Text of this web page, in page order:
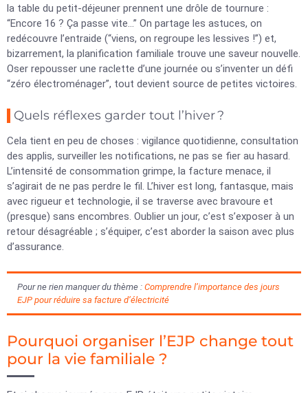
la table du petit-déjeuner prennent une drôle de tournure :
“Encore 16 ? Ça passe vite…” On partage les astuces, on
redécouvre l’entraide (“viens, on regroupe les lessives !”) et,
bizarrement, la planification familiale trouve une saveur nouvelle.
Oser repousser une raclette d’une journée ou s’inventer un défi
“zéro électroménager”, tout devient source de petites victoires.
Quels réflexes garder tout l’hiver ?
Cela tient en peu de choses : vigilance quotidienne, consultation
des applis, surveiller les notifications, ne pas se fier au hasard.
L’intensité de consommation grimpe, la facture menace, il
s’agirait de ne pas perdre le fil. L’hiver est long, fantasque, mais
avec rigueur et technologie, il se traverse avec bravoure et
(presque) sans encombres. Oublier un jour, c’est s’exposer à un
retour désagréable ; s’équiper, c’est aborder la saison avec plus
d’assurance.
Pour ne rien manquer du thème : Comprendre l’importance des jours
EJP pour réduire sa facture d’électricité
Pourquoi organiser l’EJP change tout
pour la vie familiale ?